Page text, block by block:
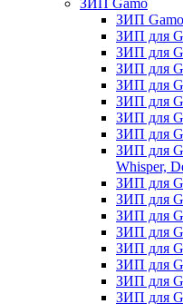
ЗИП Gamo
ЗИП
ЗИП для
ЗИП для
ЗИП для
ЗИП для
ЗИП для
ЗИП для
ЗИП для
ЗИП для
Whisper,
ЗИП для
ЗИП для
ЗИП для
ЗИП для
ЗИП для
ЗИП для
ЗИП для
ЗИП для